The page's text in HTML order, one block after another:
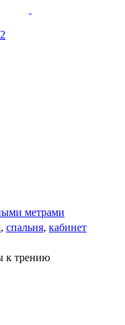
метрами
, спальня, кабинет
к трению